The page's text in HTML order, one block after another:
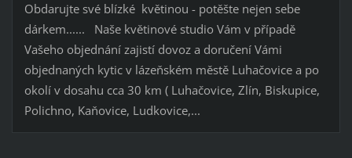
Obdarujte své blízké květinou - potěšte nejen sebe
dárkem...... Naše květinové studio Vám v případě
Vašeho objednání zajistí dovoz a doručení Vámi
objednaných kytic v lázeňském městě Luhačovice a po
okolí v dosahu cca 30 km ( Luhačovice, Zlín, Biskupice,
Polichno, Kaňovice, Ludkovice,...